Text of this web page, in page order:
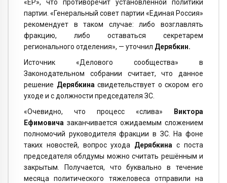
«ЕР», что противоречит установленной политики
партии. «Генеральный совет партии «Единая Россия»
рекомендует в таком случае: либо возглавлять
фракцию, либо оставаться секретарем
регионального отделения», — уточнил Дерябкин.
Источник «Делового сообщества» в
Законодательном собрании считает, что данное
решение Дерябкина свидетельствует о скором его
уходе и с должности председателя ЗС.
«Очевидно, что процесс «слива» Виктора
Ефимовича заканчивается ожидаемым сложением
полномочий руководителя фракции в ЗС. На фоне
таких новостей, вопрос ухода Дерябкина с поста
председателя облдумы можно считать решённым и
закрытым. Получается, что буквально в течение
месяца политического тяжеловеса отправили на